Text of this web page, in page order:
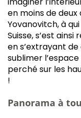
en moins de deux
Yovanovitch, à
Suisse, s’est
en s’extrayant
sublimer
perché sur les
!
Panorama à